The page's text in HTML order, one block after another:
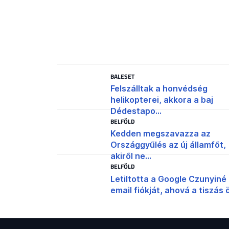
BALESET
Felszálltak a honvédség
helikopterei, akkora a baj
Dédestapo...
BELFÖLD
Kedden megszavazza az
Országgyűlés az új államfőt,
akiről ne...
BELFÖLD
Letiltotta a Google Czunyiné
email fiókját, ahová a tiszás